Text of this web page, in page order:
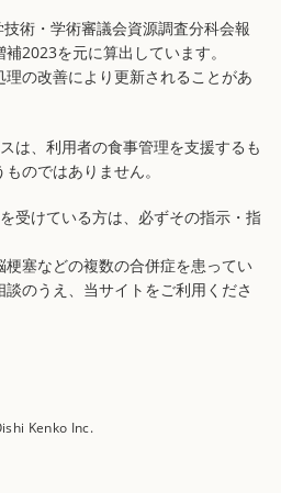
術・学術審議会資源調査分科会報
2023を元に算出しています。
の改善により更新されることがあ
は、利用者の食事管理を支援するも
のではありません。
受けている方は、必ずその指示・指
塞などの複数の合併症を患ってい
のうえ、当サイトをご利用くださ
Kenko Inc.